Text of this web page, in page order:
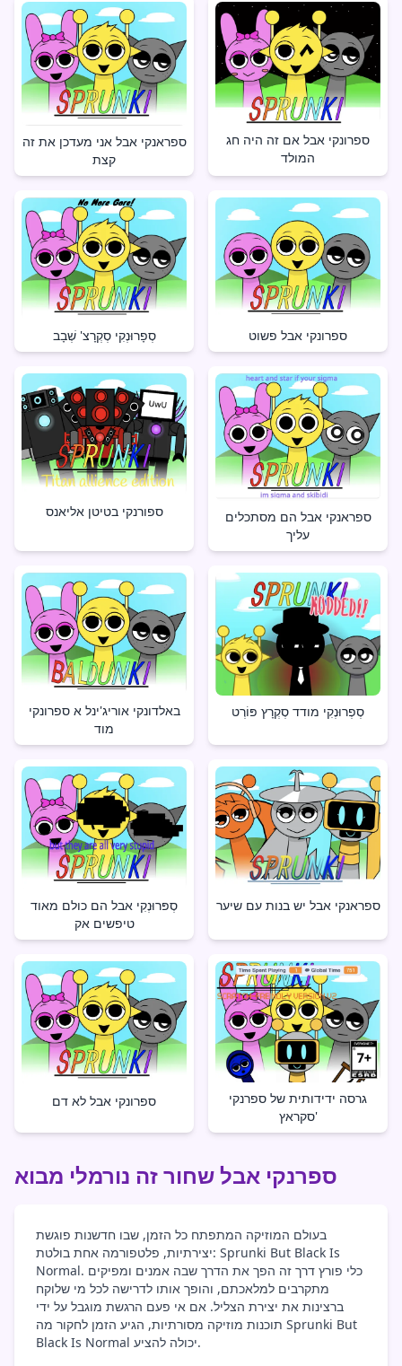
ספראנקי אבל אני מעדכן את זה
קצת
ספרונקי אבל אם זה היה חג
המולד
סְפָרוּנְקִי סְקְרָצ' שְׁבָב ספרונקי אבל פשוט
ספורנקי בטיטן אליאנס
ספראנקי אבל הם מסתכלים
עליך
באלדונקי אוריג'ינל א ספרונקי
מוד
סְפְרוּנְקִי מודד סְקְרָץ פּוֹרְט
סְפּרוּנְקִי אבל הם כולם מאוד
טיפשים אק
ספראנקי אבל יש בנות עם שיער
ספרונקי אבל לא דם
גרסה ידידותית של ספרנקי
סקראץ'
ספרנקי אבל שחור זה נורמלי מבוא
בעולם המוזיקה המתפתח כל הזמן, שבו חדשנות פוגשת
יצירתיות, פלטפורמה אחת בולטת: Sprunki But Black Is
Normal. כלי פורץ דרך זה הפך את הדרך שבה אמנים ומפיקים
מתקרבים למלאכתם, והופך אותו לדרישה לכל מי שלוקח
ברצינות את יצירת הצליל. אם אי פעם הרגשת מוגבל על ידי
תוכנות מוזיקה מסורתיות, הגיע הזמן לחקור מה Sprunki But
Black Is Normal יכולה להציע.